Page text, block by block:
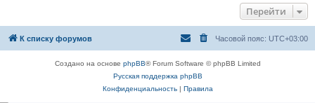
Перейти
К списку форумов Часовой пояс: UTC+03:00
Создано на основе phpBB® Forum Software © phpBB Limited
Русская поддержка phpBB
Конфиденциальность| Правила